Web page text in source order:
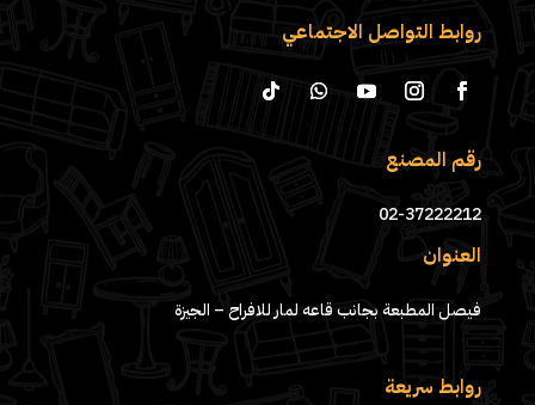
روابط التواصل الاجتماعي
رقم المصنع
02-37222212
العنوان
فيصل المطبعة بجانب قاعه لمار للافراح – الجيزة
روابط سريعة